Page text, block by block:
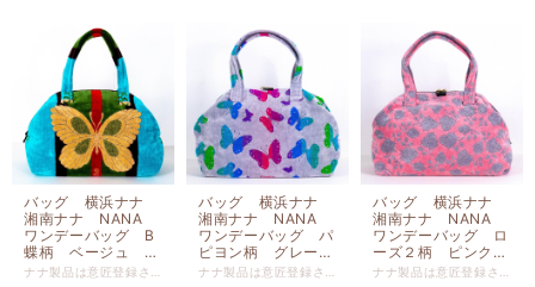
バッグ 横浜ナナ
湘南ナナ NANA
ワンデーバッグ B
蝶柄 ベージュ
nn-OD1-A
バッグ 横浜ナナ
湘南ナナ NANA
ワンデーバッグ パ
ピヨン柄 グレー多
色 nn-OD3-A
バッグ 横浜ナナ
湘南ナナ NANA
ワンデーバッグ ロ
ーズ２柄 ピンクグ
レー nn-OD2-B